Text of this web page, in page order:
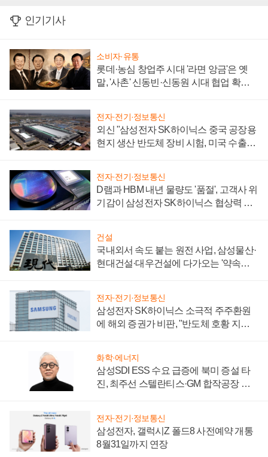
인기기사
소비자·유통
롯데·농심 창업주 시대 '라면 앙금'은 옛
말, '사촌' 신동빈·신동원 시대 협업 확대
전자·전기·정보통신
외신 "삼성전자 SK하이닉스 중국 공장용
현지 생산 반도체 장비 시험, 미국 수출통
전자·전기·정보통신
D램과 HBM 내년 물량도 '품절', 고객사 위
기감이 삼성전자 SK하이닉스 협상력 더
건설
국내외서 속도 붙는 원전 사업, 삼성물산·
현대건설·대우건설에 다가오는 '약속의
전자·전기·정보통신
삼성전자 SK하이닉스 소극적 주주환원
에 해외 증권가 비판, "반도체 호황 지속
화학·에너지
삼성SDI ESS 수요 급증에 북미 증설 타
진, 최주선 스텔란티스·GM 합작공장 건
전자·전기·정보통신
삼성전자, 갤럭시Z 폴드8 사전예약 개통
8월31일까지 연장